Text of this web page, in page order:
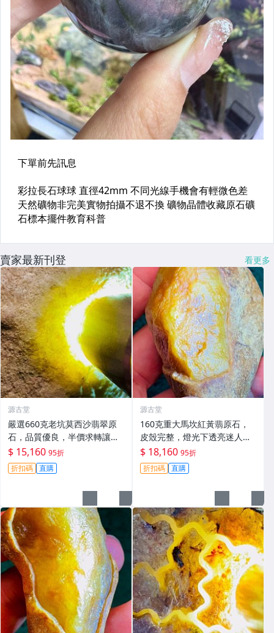
賣家最新刊登 看更多
源古堂
嚴選660克老坑莫西沙翡翠原
石，品質優良，半價求轉讓，
直送家中， jade 翡翠 原石
$ 15,160 95折
折扣碼 直購
源古堂
160克重大馬坎紅黃翡原石，
皮殼完整，燈光下透亮迷人，
適合手鐲與掛件打造，天然A
貨翡翠嚴選。紅黃翡 翡翠 手鐲
掛件
$ 18,160 95折
折扣碼 直購